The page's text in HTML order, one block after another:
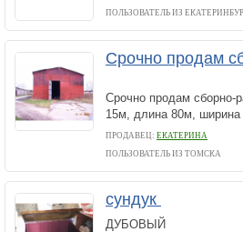
ПОЛЬЗОВАТЕЛЬ ИЗ
Срочно продам
Срочно продам сборно-
15м, длина 80м, ширина
ПРОДАВЕЦ: ЕКАТЕРИНА
ПОЛЬЗОВАТЕЛЬ ИЗ ТОМСКА
сундук
ДУБОВЫЙ